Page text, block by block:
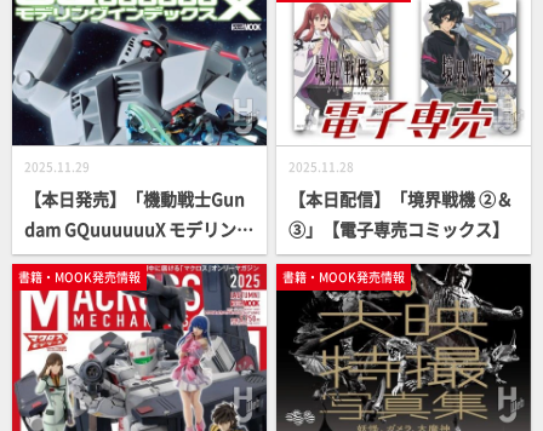
2025.11.29
【本日発売】「機動戦士Gun
dam GQuuuuuuX モデリング
インデックス」【ガンプラ】
2025.11.28
【本日配信】「境界戦機 ②＆
③」【電子専売コミックス】
書籍・MOOK発売情報 書籍・MOOK発売情報